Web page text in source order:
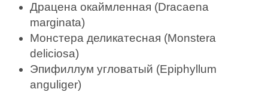
Драцена окаймленная (Dracaena
marginata)
Монстера деликатесная (Monstera
deliciosa)
Эпифиллум угловатый (Epiphyllum
anguliger)